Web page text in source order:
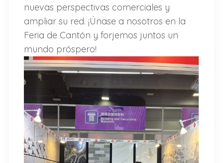
nuevas perspectivas comerciales y
ampliar su red. ¡Únase a nosotros en la
Feria de Cantón y forjemos juntos un
mundo próspero!